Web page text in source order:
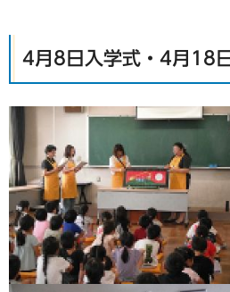
4月8日入学式・4月18